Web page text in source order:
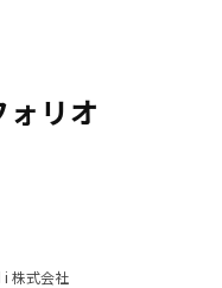
リオ
株式会社